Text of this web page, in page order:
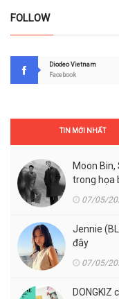
FOLLOW
Diodeo Vietnam
Facebook
TIN MỚI NHẤT
Moon
trong họa
07/05/
Jennie
đây
07/05/
DONGKIZ